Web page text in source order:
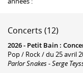
Concerts (12)
2026 - Petit Bain :
Pop / Rock / du 25 avril
Parlor Snakes - Serge